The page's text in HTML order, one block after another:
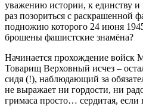
уважению истории, к единству и
раз позориться с раскрашенной
подножию которого 24 июня
брошены фашистские знамёна?
Начинается прохождение войск
Товарищ Верховный исчез –
сидя (!), наблюдающий за
не выражает ни гордости, ни
гримаса просто… сердитая, если